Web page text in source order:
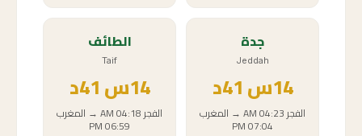
جدة
Jeddah
14س
الفجر04:23 AM
→ المغرب
07:04 PM
الطائف
Taif
14س
الفجر04:18 AM
→ المغرب
06:59 PM